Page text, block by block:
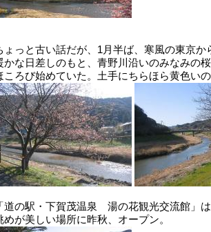
ょっと古い話だが、1月半ば、寒風の東京か
かな日差しのもと、青野川沿いのみなみの
ころび始めていた。土手にちらほら黄色い
「道の駅・下賀茂温泉 湯の花観光交流館」
めが美しい場所に昨秋、オープン。